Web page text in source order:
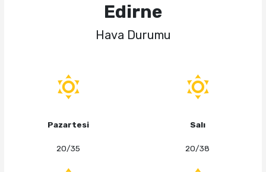
Edirne
Hava Durumu
Pazartesi
20/35
Salı
20/38